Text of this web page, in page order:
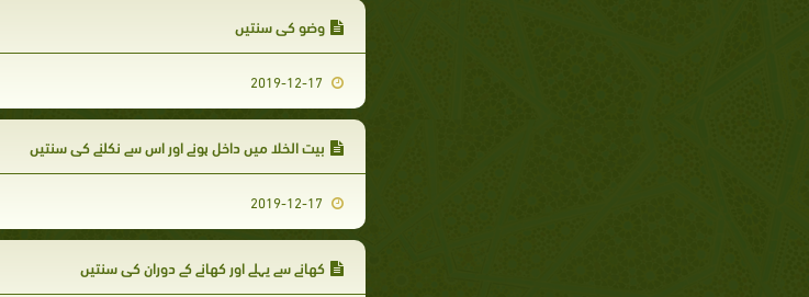
وضو کی سنتیں
بیت الخلا میں داخل ہونے اور اس سے نکلنے کی سنتیں
کھانے سے پہلے اور کھانے کے دوران کی سنتیں